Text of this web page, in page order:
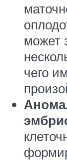
может
чего